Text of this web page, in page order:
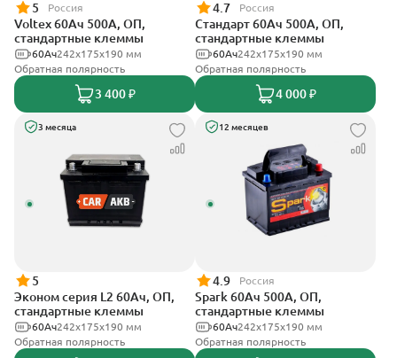
5 Россия
Voltex 60Ач 500А, ОП,
стандартные клеммы
242х175х190 мм
60Ач
Обратная полярность
3 400 ₽
4.7 Россия
Стандарт 60Ач 500А, ОП,
стандартные клеммы
242x175x190 мм
60Ач
Обратная полярность
4 000 ₽
3 месяца
5
Эконом серия L2 60Ач, ОП,
стандартные клеммы
242х175х190 мм
60Ач
Обратная полярность
12 месяцев
4.9 Россия
Spark 60Ач 500А, ОП,
стандартные клеммы
242х175х190 мм
60Ач
Обратная полярность